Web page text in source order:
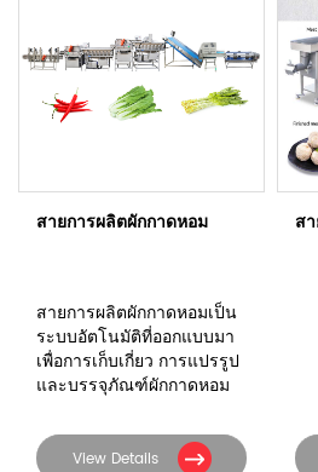
สายการผลิตผักกาดหอม
สายการผลิตผักกาดหอมเป็น
ระบบอัตโนมัติที่ออกแบบมา
เพื่อการเก็บเกี่ยว การแปรรูป
และบรรจุภัณฑ์ผักกาดหอม
View Details
ส